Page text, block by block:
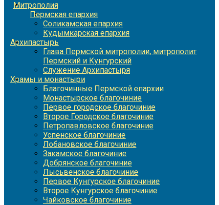
Митрополия
Пермская епархия
Соликамская епархия
Кудымкарская епархия
Архипастырь
Глава Пермской митрополии, митрополит
Пермский и Кунгурский
Служение Архипастыря
Храмы и монастыри
Благочинные Пермской епархии
Монастырское благочиние
Первое городское благочиние
Второе Городское благочиние
Петропавловское благочиние
Успенское благочиние
Лобановское благочиние
Закамское благочиние
Добрянское благочиние
Лысьвенское благочиние
Первое Кунгурское благочиние
Второе Кунгурское благочиние
Чайковское благочиние